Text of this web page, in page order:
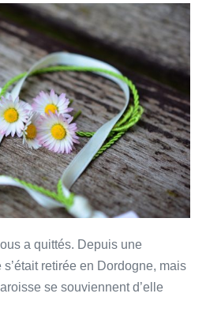
a quittés. Depuis une
retirée en Dordogne, mais
se souviennent d’elle